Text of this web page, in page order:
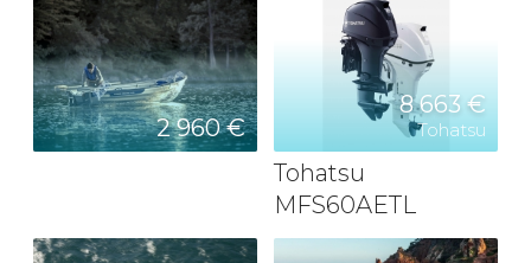
2 960 €
8 663 €
Tohatsu
Tohatsu
MFS60AETL